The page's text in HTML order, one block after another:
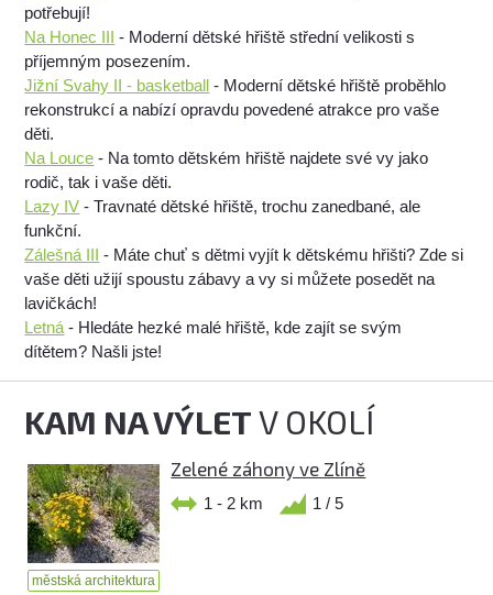
potřebují!
Na Honec III - Moderní dětské hřiště střední velikosti s
příjemným posezením.
Jižní Svahy II - basketball - Moderní dětské hřiště proběhlo
rekonstrukcí a nabízí opravdu povedené atrakce pro vaše
děti.
Na Louce - Na tomto dětském hřiště najdete své vy jako
rodič, tak i vaše děti.
Lazy IV - Travnaté dětské hřiště, trochu zanedbané, ale
funkční.
Zálešná III - Máte chuť s dětmi vyjít k dětskému hřišti? Zde si
vaše děti užijí spoustu zábavy a vy si můžete posedět na
lavičkách!
Letná - Hledáte hezké malé hřiště, kde zajít se svým
dítětem? Našli jste!
KAM NA VÝLETV OKOLÍ
Zelené záhony ve Zlíně
1 - 2 km 1 / 5
městská architektura